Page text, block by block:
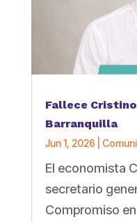
Fallece
Barranquilla
Jun 1, 2026
El economista
secretario
Compromiso